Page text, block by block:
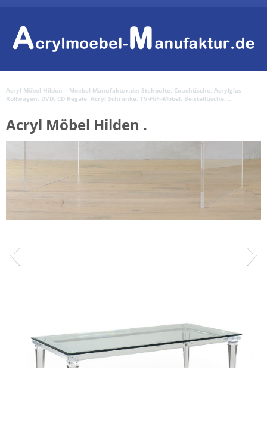
Acryl Möbel Hilden – Moebel-Manufaktur.de: Stehpulte, Couchtische, Acrylglas
Rollwagen, DVD, CD Regale, Acryl Schränke, TV-HiFi-Möbel, Beistelltische, ..
Acryl Möbel Hilden .